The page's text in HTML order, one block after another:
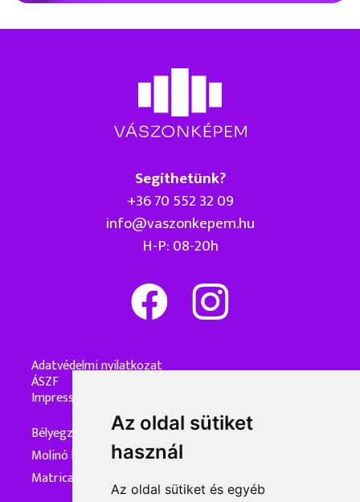
Az oldal sütiket
használ
Az oldal sütiket és egyéb
Segíthetünk?
+36 70 552 32 09
info@vaszonkepem.hu
H-P: 08-20h
Bélyegzőkészítés
Molinó készítés
Matrica készítés
Adatvédelmi nyilatkozat
ÁSZF
Impresszum